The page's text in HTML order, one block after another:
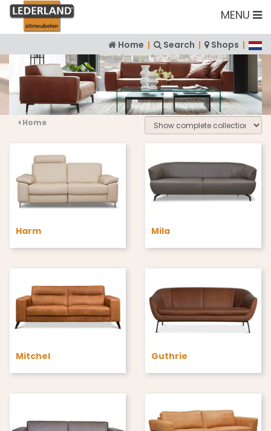
MENU
Home | Search | Shops |
Home
Harm Mila
Mitchel Guthrie